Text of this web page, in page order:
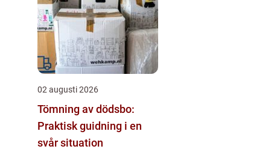
02 augusti 2026
Tömning av dödsbo:
Praktisk guidning i en
svår situation